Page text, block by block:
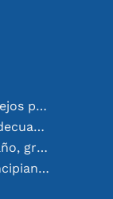
Soldar como un profesional: consejos para conexiones electrónicas perfectas
Elegir el sensor de temperatura adecuado [youtube]
Baterías 18650: pequeñas en tamaño, grandes en rendimiento
Protocolo RS232: la guía para principiantes